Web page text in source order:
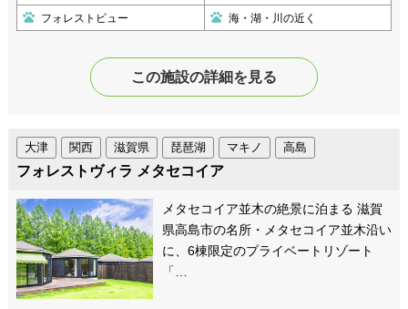
フォレストビュー 海・湖・川の近く
この施設の詳細を見る
マキノ 高島
大津 関西 滋賀県 琵琶湖
フォレストヴィラ メタセコイア
メタセコイア並木の絶景に泊まる 滋賀
県高島市の名所・メタセコイア並木沿い
に、6棟限定のプライベートリゾート
「…